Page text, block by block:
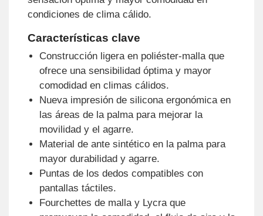
condiciones de clima cálido.
Características clave
Construcción ligera en poliéster-malla que
ofrece una sensibilidad óptima y mayor
comodidad en climas cálidos.
Nueva impresión de silicona ergonómica en
las áreas de la palma para mejorar la
movilidad y el agarre.
Material de ante sintético en la palma para
mayor durabilidad y agarre.
Puntas de los dedos compatibles con
pantallas táctiles.
Fourchettes de malla y Lycra que